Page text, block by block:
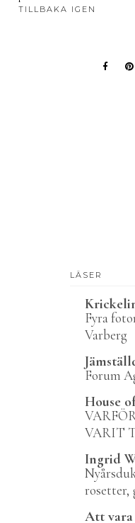
TILLBAKA IGEN
LÄSER
Fyra
Varberg
Forum
House
VARIT
Ingrid
rosetter,
Att